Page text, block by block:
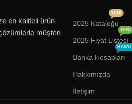
en kaliteli ürün
müşteri
2025 Kataloğu
YENI
2025 Fiyat Listesi
YENI
Banka Hesapları
Hakkımızda
İletişim